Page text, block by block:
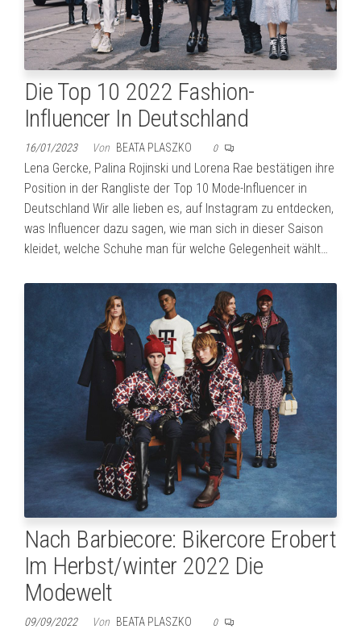
Die Top 10 2022 Fashion-
Influencer In Deutschland
16/01/2023 Von BEATA PLASZKO 0
Lena Gercke, Palina Rojinski und Lorena Rae bestätigen ihre
Position in der Rangliste der Top 10 Mode-Influencer in
Deutschland Wir alle lieben es, auf Instagram zu entdecken,
was Influencer dazu sagen, wie man sich in dieser Saison
kleidet, welche Schuhe man für welche Gelegenheit wählt…
Nach Barbiecore: Bikercore Erobert
Im Herbst/winter 2022 Die
Modewelt
09/09/2022 Von BEATA PLASZKO 0